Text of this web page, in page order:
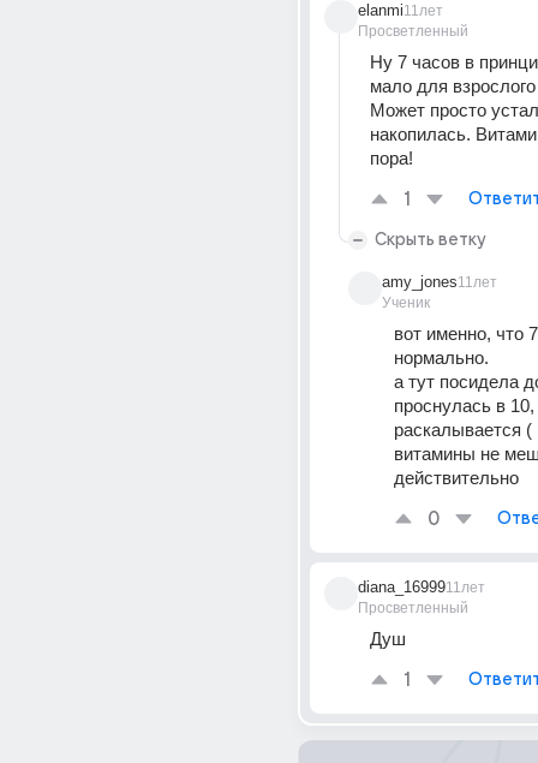
elanmi
Просветленный
11лет
Ну 7 часов в
мало для
Может просто
накопилась.
пора!
1
Скрыть ветку
amy_jones
Ученик
11лет
вот именно, что
нормально.
а тут посидела
проснулась в 10,
раскалывается (
витамины не
действительно
0
diana_16999
Просветленный
11лет
Душ
1